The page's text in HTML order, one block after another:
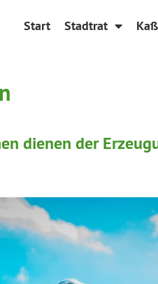
Start Stadtrat
dienen der